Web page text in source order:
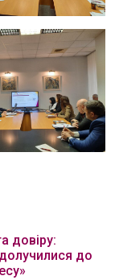
довіру:
долучилися до